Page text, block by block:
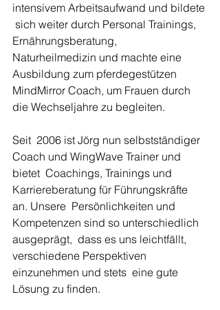
intensivem Arbeitsaufwand und bildete
sich weiter durch Personal Trainings,
Ernährungsberatung,
Naturheilmedizin und machte eine
Ausbildung zum pferdegestützen
MindMirror Coach, um Frauen durch
die Wechseljahre zu begleiten.
Seit  2006 ist Jörg nun selbstständiger
Coach und WingWave Trainer und
bietet  Coachings, Trainings und
Karriereberatung für Führungskräfte
an. Unsere  Persönlichkeiten und
Kompetenzen sind so unterschiedlich
ausgeprägt,  dass es uns leichtfällt,
verschiedene Perspektiven
einzunehmen und stets  eine gute
Lösung zu finden.